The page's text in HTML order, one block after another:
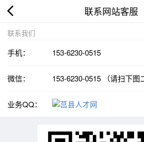
联系网站客服
联系我们
手机： 153-6230-0515
微信： 153-6230-0515 （请扫下图
业务QQ：